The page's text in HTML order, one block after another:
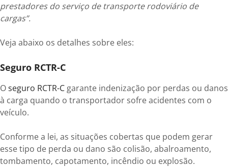
prestadores do serviço de transporte rodoviário de
cargas”.
Veja abaixo os detalhes sobre eles:
Seguro RCTR-C
Oseguro RCTR-C garante indenização por perdas ou danos
à carga quando o transportador sofre acidentes com o
veículo.
Conforme a lei, as situações cobertas que podem gerar
esse tipo de perda ou dano são colisão, abalroamento,
tombamento, capotamento, incêndio ou explosão.